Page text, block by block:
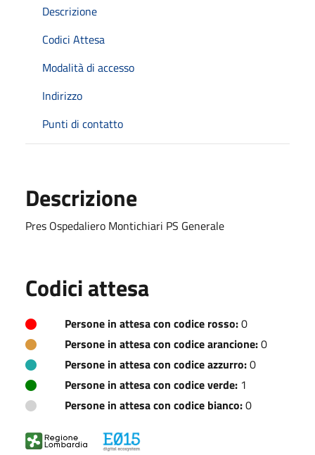
Descrizione
Codici Attesa
Modalità di accesso
Indirizzo
Punti di contatto
Descrizione
Pres Ospedaliero Montichiari PS Generale
Codici attesa
Persone in attesa con codice rosso:0
Persone in attesa con codice arancione:0
Persone in attesa con codice azzurro:0
Persone in attesa con codice verde: 1
Persone in attesa con codice bianco:0